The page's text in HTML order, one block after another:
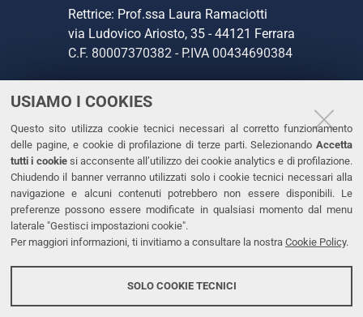
USIAMO I COOKIES
Questo sito utilizza cookie tecnici necessari al corretto funzionamento
delle pagine, e cookie di profilazione di terze parti. Selezionando Accetta
tutti i cookiesi acconsente all’utilizzo dei cookie analytics e di profilazione.
Chiudendo il banner verranno utilizzati solo i cookie tecnici necessari alla
navigazione e alcuni contenuti potrebbero non essere disponibili. Le
preferenze possono essere modificate in qualsiasi momento dal menu
laterale "Gestisci impostazioni cookie".
Per maggiori informazioni, ti invitiamo a consultare la nostra Cookie Policy.
SOLO COOKIE TECNICI
Rettrice: Prof.ssa Laura Ramaciotti
via Ludovico Ariosto, 35 - 44121 Ferrara
C.F. 80007370382 - P.IVA 00434690384
CONTATTI
Tel. +39 0532 293111
Fax. +39 0532 293031
PEC
LINKS
Dichiarazione di accessibilità
Protezione dati personali